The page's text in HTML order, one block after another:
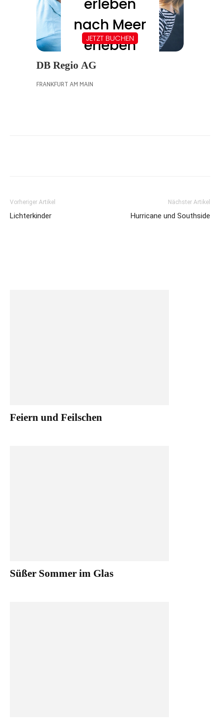
Vorheriger Artikel
Lichterkinder
Nächster Artikel
Hurricane und Southside
Feiern und Feilschen
Süßer Sommer im Glas